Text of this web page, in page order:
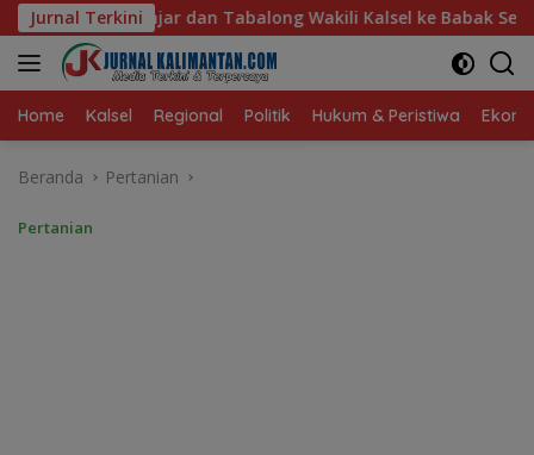
Langsung
ke
konten
Jurnal Terkini
Wakili Kalsel ke Babak Semifinal Gubernur Cup Road to
Home Kalsel Regional Politik Hukum & Peristiwa
Beranda Pertanian
Pertanian